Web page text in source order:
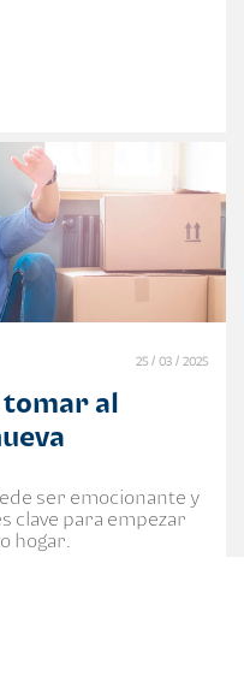
25 / 03 / 2025
tomar al
ser emocionante y
clave para empezar
hogar.